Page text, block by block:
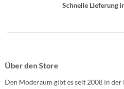
Schnelle Lieferung
Über den Store
Den Moderaum gibt es seit 2008 in der